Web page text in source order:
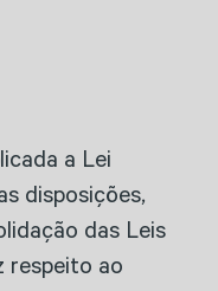
a Lei
disposições,
das Leis
respeito ao